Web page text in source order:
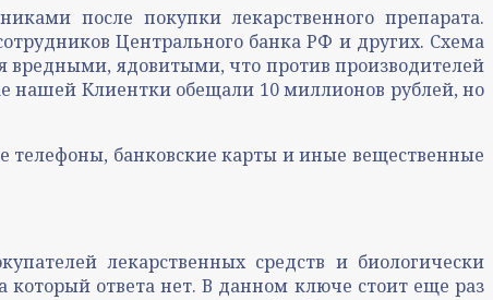
после покупки лекарственного препарата.
Центрального банка РФ и других. Схема
вредными, ядовитыми, что против производителей
нашей Клиентки обещали 10 миллионов рублей, но
телефоны, банковские карты и иные вещественные
лекарственных средств и биологически
ответа нет. В данном ключе стоит еще раз